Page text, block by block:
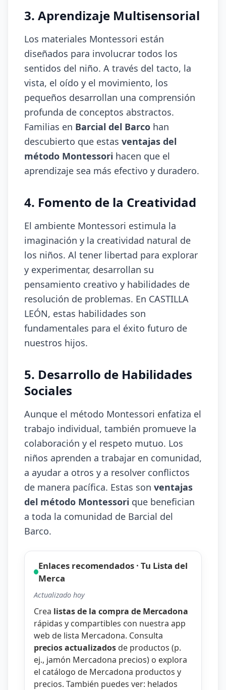
3. Aprendizaje Multisensorial
Los materiales Montessori están
diseñados para involucrar todos los
sentidos del niño. A través del tacto, la
vista, el oído y el movimiento, los
pequeños desarrollan una comprensión
profunda de conceptos abstractos.
Familias en Barcial del Barco han
descubierto que estas ventajas del
método Montessori hacen que el
aprendizaje sea más efectivo y duradero.
4. Fomento de la Creatividad
El ambiente Montessori estimula la
imaginación y la creatividad natural de
los niños. Al tener libertad para explorar
y experimentar, desarrollan su
pensamiento creativo y habilidades de
resolución de problemas. En CASTILLA
LEÓN, estas habilidades son
fundamentales para el éxito futuro de
nuestros hijos.
5. Desarrollo de Habilidades
Sociales
Aunque el método Montessori enfatiza el
trabajo individual, también promueve la
colaboración y el respeto mutuo. Los
niños aprenden a trabajar en comunidad,
a ayudar a otros y a resolver conflictos
de manera pacífica. Estas son ventajas
del método Montessori que benefician
a toda la comunidad de Barcial del
Barco.
Enlaces recomendados · Tu Lista del
Merca
Actualizado hoy
Crea listas de la compra de Mercadona
rápidas y compartibles con nuestra app
web de lista Mercadona. Consulta
precios actualizados de productos (p.
ej., jamón Mercadona precios) o explora
el catálogo de Mercadona productos y
precios. También puedes ver: helados